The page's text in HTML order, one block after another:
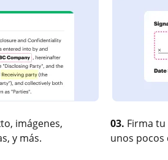
imágenes,
y más.
03. Firma
unos pocos